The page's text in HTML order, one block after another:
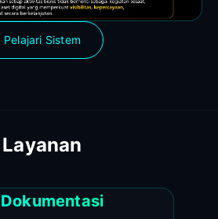
Pelajari Sistem
Layanan